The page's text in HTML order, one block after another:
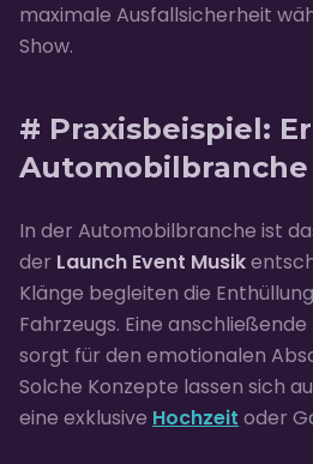
maximale Ausfallsicherheit
Show.
# Praxisbeispiel:
Automobilbranche
In der Automobilbranche ist
der Launch Event Musik
Klänge begleiten die
Fahrzeugs. Eine
sorgt für den emotionalen
Solche Konzepte lassen sich
eine exklusive Hochzeit oder